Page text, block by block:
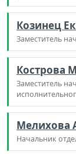
Козинец
Заместитель
Кострова
Заместитель
Мелихова
Начальник